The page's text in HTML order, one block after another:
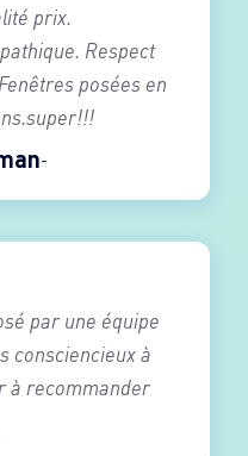
prix.
Respect
posées en
par une équipe
consciencieux à
à recommander